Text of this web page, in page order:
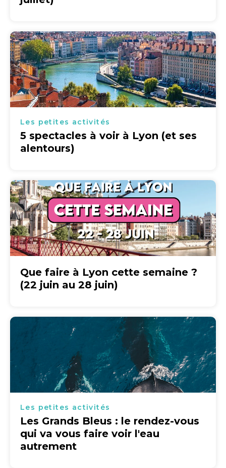
Les petites activités
5 spectacles à voir à Lyon (et ses
alentours)
Que faire à Lyon cette semaine ?
(22 juin au 28 juin)
Les petites activités
Les Grands Bleus : le rendez-vous
qui va vous faire voir l'eau
autrement